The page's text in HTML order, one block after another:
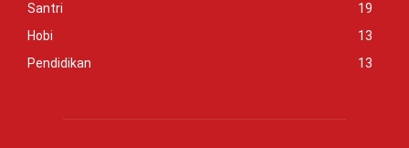
Santri
19
Hobi
13
Pendidikan
13